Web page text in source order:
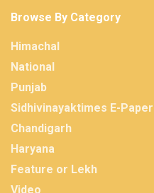
Browse By Category
Himachal
National
Punjab
Sidhivinayaktimes E-Paper
Chandigarh
Haryana
Feature or Lekh
Video